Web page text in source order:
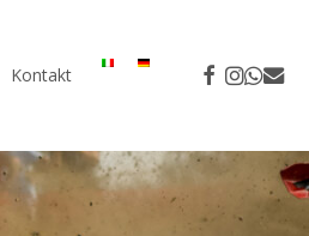
Kontakt facebook
instagram
whatsapp
email